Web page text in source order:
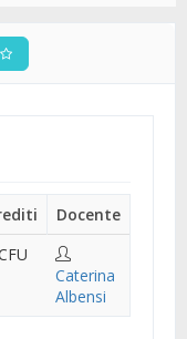
Docente
Caterina
Albensi